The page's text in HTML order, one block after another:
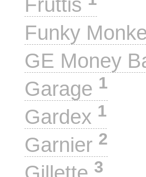
Fruttis
Funky
GE Money
Garage 1
Gardex 1
Garnier 2
3